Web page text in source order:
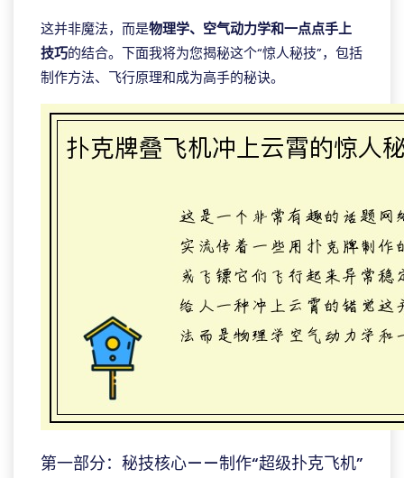
这并非魔法，而是物理学、空气动力学和一点点手上
技巧的结合。下面我将为您揭秘这个“惊人秘技”，包括
制作方法、飞行原理和成为高手的秘诀。
第一部分：秘技核心——制作“超级扑克飞机”